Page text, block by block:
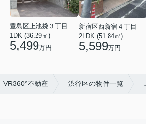
豊島区上池袋３丁目
1DK (36.29㎡)
5,499万円
新宿区西新宿４丁目
2LDK (51.84㎡)
5,599万円
VR360°不動産 渋谷区の物件一覧